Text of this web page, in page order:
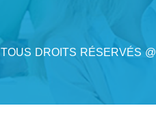
TOUS DROITS RÉSERVÉS